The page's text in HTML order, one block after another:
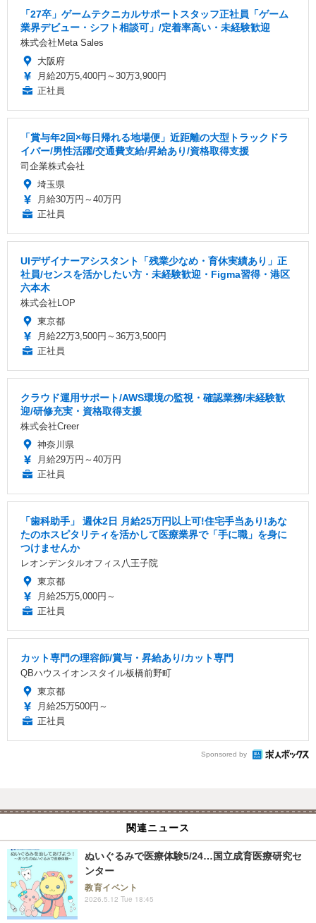
「27卒」ゲームテクニカルサポートスタッフ正社員「ゲーム
業界デビュー・シフト相談可」/定着率高い・未経験歓迎
株式会社Meta Sales
大阪府
月給20万5,400円～30万3,900円
正社員
「賞与年2回×毎日帰れる地場便」近距離の大型トラックドラ
イバー/男性活躍/交通費支給/昇給あり/資格取得支援
司企業株式会社
埼玉県
月給30万円～40万円
正社員
UIデザイナーアシスタント「残業少なめ・育休実績あり」正
社員/センスを活かしたい方・未経験歓迎・Figma習得・港区
六本木
株式会社LOP
東京都
月給22万3,500円～36万3,500円
正社員
クラウド運用サポート/AWS環境の監視・確認業務/未経験歓
迎/研修充実・資格取得支援
株式会社Creer
神奈川県
月給29万円～40万円
正社員
「歯科助手」 週休2日 ️月給25万円以上可!住宅手当あり!あな
たのホスピタリティを活かして医療業界で「手に職」を身に
つけませんか
レオンデンタルオフィス八王子院
東京都
月給25万5,000円～
正社員
カット専門の理容師/賞与・昇給あり/カット専門
QBハウスイオンスタイル板橋前野町
東京都
月給25万500円～
正社員
Sponsored by
関連ニュース
ぬいぐるみで医療体験5/24…国立成育医療研究セ
ンター
教育イベント
2026.5.12 Tue 18:45